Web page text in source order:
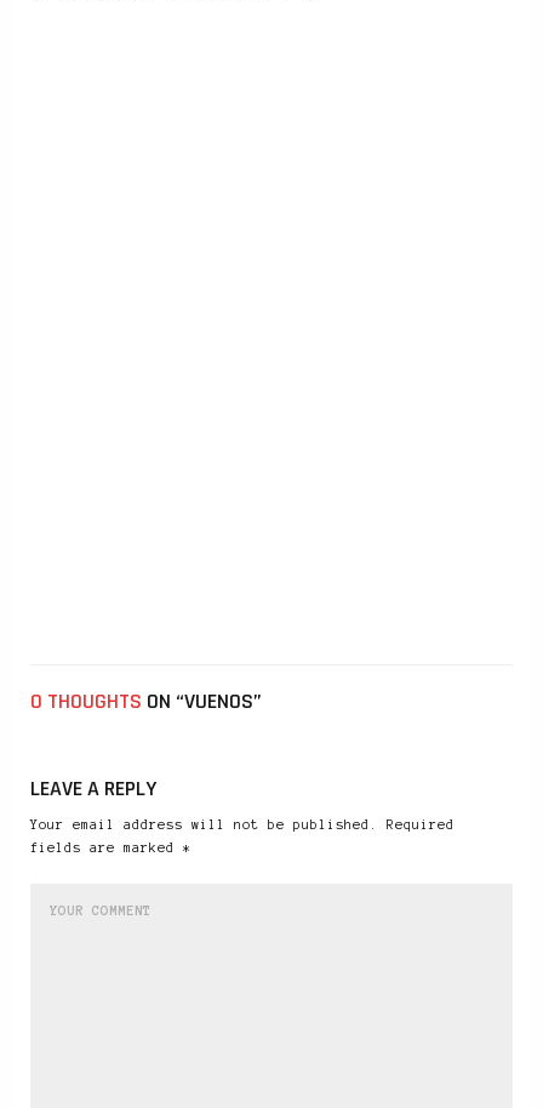
0 THOUGHTS ON “VUENOS”
LEAVE A REPLY
Your email address will not be published. Required
fields are marked *